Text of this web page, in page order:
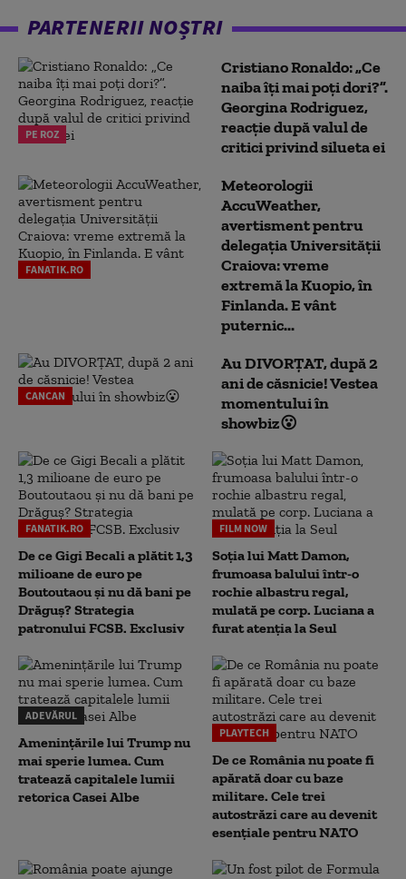
PARTENERII NOȘTRI
PE ROZ
Cristiano Ronaldo: „Ce
naiba îți mai poți dori?”.
Georgina Rodriguez,
reacție după valul de
critici privind silueta ei
FANATIK.RO
Meteorologii
AccuWeather,
avertisment pentru
delegația Universității
Craiova: vreme
extremă la Kuopio, în
Finlanda. E vânt
puternic...
CANCAN
Au DIVORȚAT, după 2
ani de căsnicie! Vestea
momentului în
showbiz😮
FANATIK.RO
De ce Gigi Becali a plătit 1,3
milioane de euro pe
Boutoutaou și nu dă bani pe
Drăguș? Strategia
patronului FCSB. Exclusiv
FILM NOW
Soția lui Matt Damon,
frumoasa balului într-o
rochie albastru regal,
mulată pe corp. Luciana a
furat atenția la Seul
ADEVĂRUL
Amenințările lui Trump nu
mai sperie lumea. Cum
tratează capitalele lumii
retorica Casei Albe
PLAYTECH
De ce România nu poate fi
apărată doar cu baze
militare. Cele trei
autostrăzi care au devenit
esențiale pentru NATO